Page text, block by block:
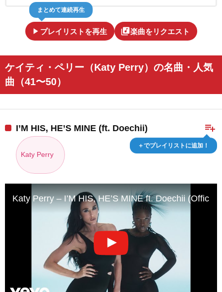
play_arrow プレイリストを再生
まとめて連続再生
library_music楽曲をリクエスト
ケイティ・ペリー（Katy Perry）の名曲・人気
曲（41〜50）
playlist_add
＋でプレイリストに追加！
I’M HIS, HE’S MINE (ft. Doechii)
Katy Perry
Katy Perry – I’M HIS, HE’S MINE ft. Doechii (Official